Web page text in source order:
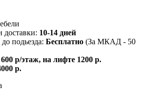
доставки: 10-14 дней
подьезда: Бесплатно (За МКАД - 50
600 р/этаж, на лифте 1200 р.
р.